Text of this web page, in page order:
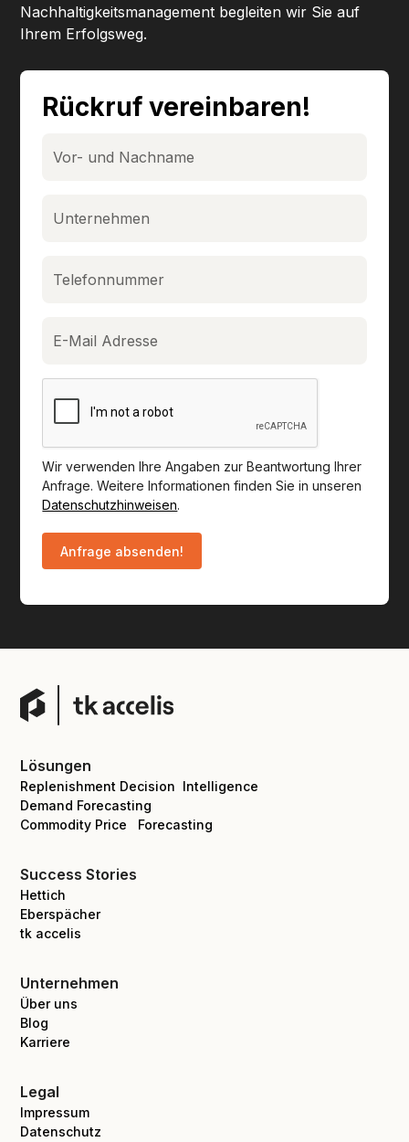
Nachhaltigkeitsmanagement begleiten wir Sie auf
Ihrem Erfolgsweg.
Rückruf vereinbaren!
Wir verwenden Ihre Angaben zur Beantwortung Ihrer
Anfrage. Weitere Informationen finden Sie in unseren
Datenschutzhinweisen.
Lösungen
Replenishment Decision Intelligence
Demand Forecasting
Commodity Price Forecasting
Success Stories
Hettich
Eberspächer
tk accelis
Unternehmen
Über uns
Blog
Karriere
Legal
Impressum
Datenschutz